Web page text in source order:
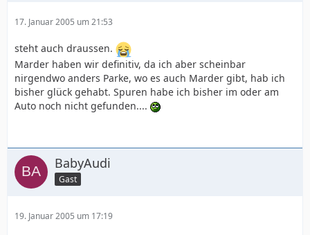
17. Januar 2005 um 21:53
steht auch draussen.
Marder haben wir definitiv, da ich aber scheinbar
nirgendwo anders Parke, wo es auch Marder gibt, hab ich
bisher glück gehabt. Spuren habe ich bisher im oder am
Auto noch nicht gefunden....
BabyAudi
Gast
19. Januar 2005 um 17:19